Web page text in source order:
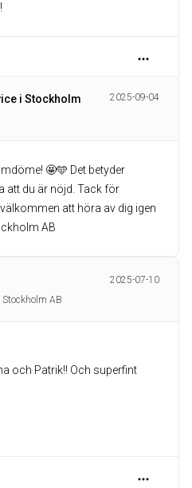
i Stockholm
2025-09-04
🤩🩵 Det betyder
att du är nöjd. Tack för
att höra av dig igen
AB
2025-07-10
Stockholm AB
och Patrik!! Och superfint